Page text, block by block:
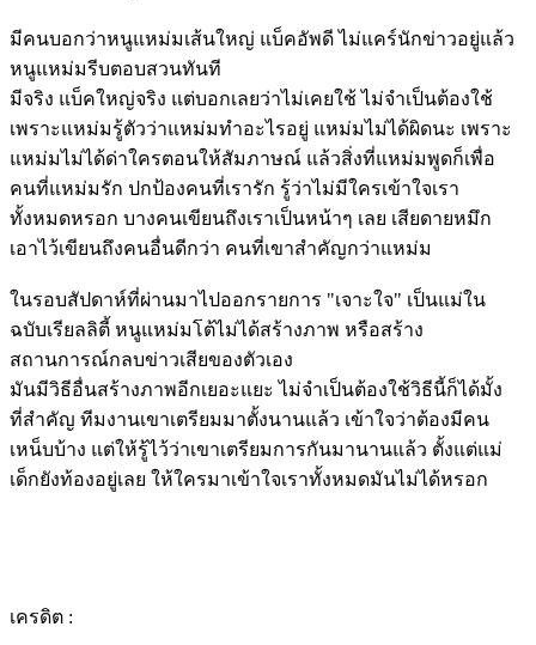
มีคนบอกว่าหนูแหม่มเส้นใหญ่ แบ็คอัพดี ไม่แคร์นักข่าวอยู่แล้ว
หนูแหม่มรีบตอบสวนทันที
มีจริง แบ็คใหญ่จริง แต่บอกเลยว่าไม่เคยใช้ ไม่จำเป็นต้องใช้
เพราะแหม่มรู้ตัวว่าแหม่มทำอะไรอยู่ แหม่มไม่ได้ผิดนะ เพราะ
แหม่มไม่ได้ด่าใครตอนให้สัมภาษณ์ แล้วสิ่งที่แหม่มพูดก็เพื่อ
คนที่แหม่มรัก ปกป้องคนที่เรารัก รู้ว่าไม่มีใครเข้าใจเรา
ทั้งหมดหรอก บางคนเขียนถึงเราเป็นหน้าๆ เลย เสียดายหมึก
เอาไว้เขียนถึงคนอื่นดีกว่า คนที่เขาสำคัญกว่าแหม่ม
ในรอบสัปดาห์ที่ผ่านมาไปออกรายการ "เจาะใจ" เป็นแม่ใน
ฉบับเรียลลิตี้ หนูแหม่มโต้ไม่ได้สร้างภาพ หรือสร้าง
สถานการณ์กลบข่าวเสียของตัวเอง
มันมีวิธีอื่นสร้างภาพอีกเยอะแยะ ไม่จำเป็นต้องใช้วิธีนี้ก็ได้มั้ง
ที่สำคัญ ทีมงานเขาเตรียมมาตั้งนานแล้ว เข้าใจว่าต้องมีคน
เหน็บบ้าง แต่ให้รู้ไว้ว่าเขาเตรียมการกันมานานแล้ว ตั้งแต่แม่
เด็กยังท้องอยู่เลย ให้ใครมาเข้าใจเราทั้งหมดมันไม่ได้หรอก
เครดิต :